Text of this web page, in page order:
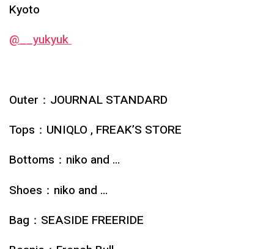
Kyoto
@__yukyuk
Outer：JOURNAL STANDARD
Tops：UNIQLO , FREAK’S STORE
Bottoms：niko and …
Shoes：niko and …
Bag：SEASIDE FREERIDE